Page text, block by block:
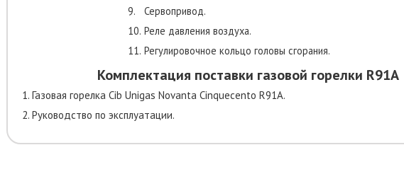
9.
Сервопривод.
10. Реле давления воздуха.
11. Регулировочное кольцо головы сгорания.
Комплектация поставки газовой горелки R91A
1. Газовая горелка Cib Unigas Novanta Cinquecento R91A.
2. Руководство по эксплуатации.